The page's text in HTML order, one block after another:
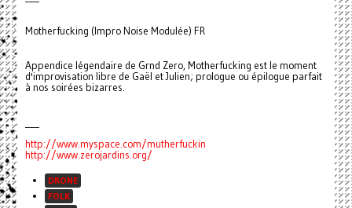
Motherfucking (Impro Noise Modulée) FR
Appendice légendaire de Grnd Zero, Motherfucking est le moment
d'improvisation libre de Gaël et Julien; prologue ou épilogue parfait
à nos soirées bizarres.
http://www.myspace.com/mutherfuckin
http://www.zerojardins.org/
DRONE
FOLK